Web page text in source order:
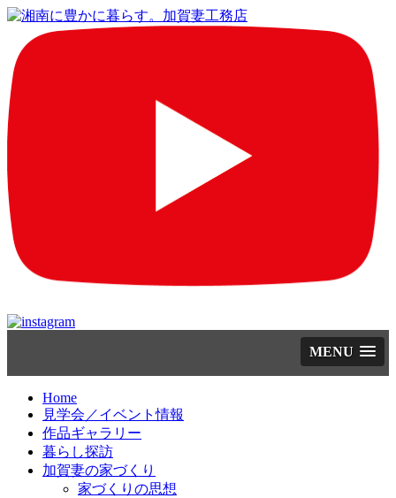
テ
MENU
Home
見学会／イベント情報
作品ギャラリー
暮らし探訪
加賀妻の家づくり
家づくりの思想